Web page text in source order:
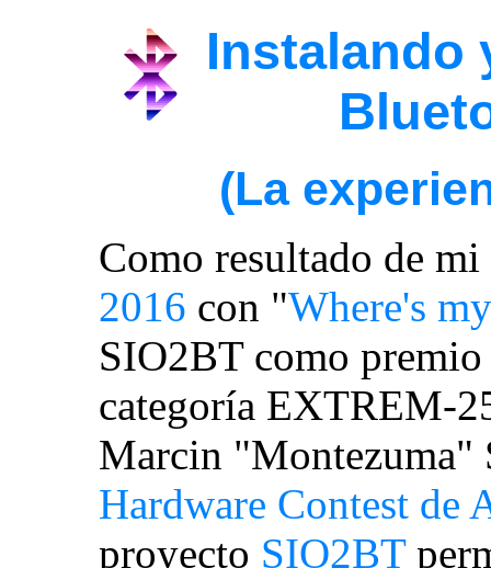
Instalando
(La
Como resultado de
2016 con "Where's
SIO2BT como
categoría EXTREM-
Marcin "Montezuma"
Hardware Contest de
proyecto SIO2BT